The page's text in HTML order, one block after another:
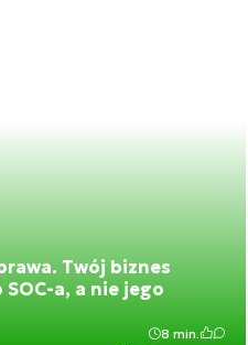
Twój biznes
a, a nie jego
8 min.